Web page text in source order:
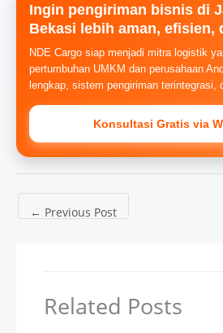
Ingin pengiriman bisnis di
Bekasi lebih aman, efisien,
NDE Cargo siap menjadi mitra logistik
pertumbuhan UMKM dan perusahaan
lengkap, sistem pengiriman terintegrasi,
Konsultasi Gratis via
← Previous Post
Related Posts